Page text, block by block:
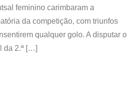
feminino carimbaram a
da competição, com triunfos
qualquer golo. A disputar o
da 2.ª […]